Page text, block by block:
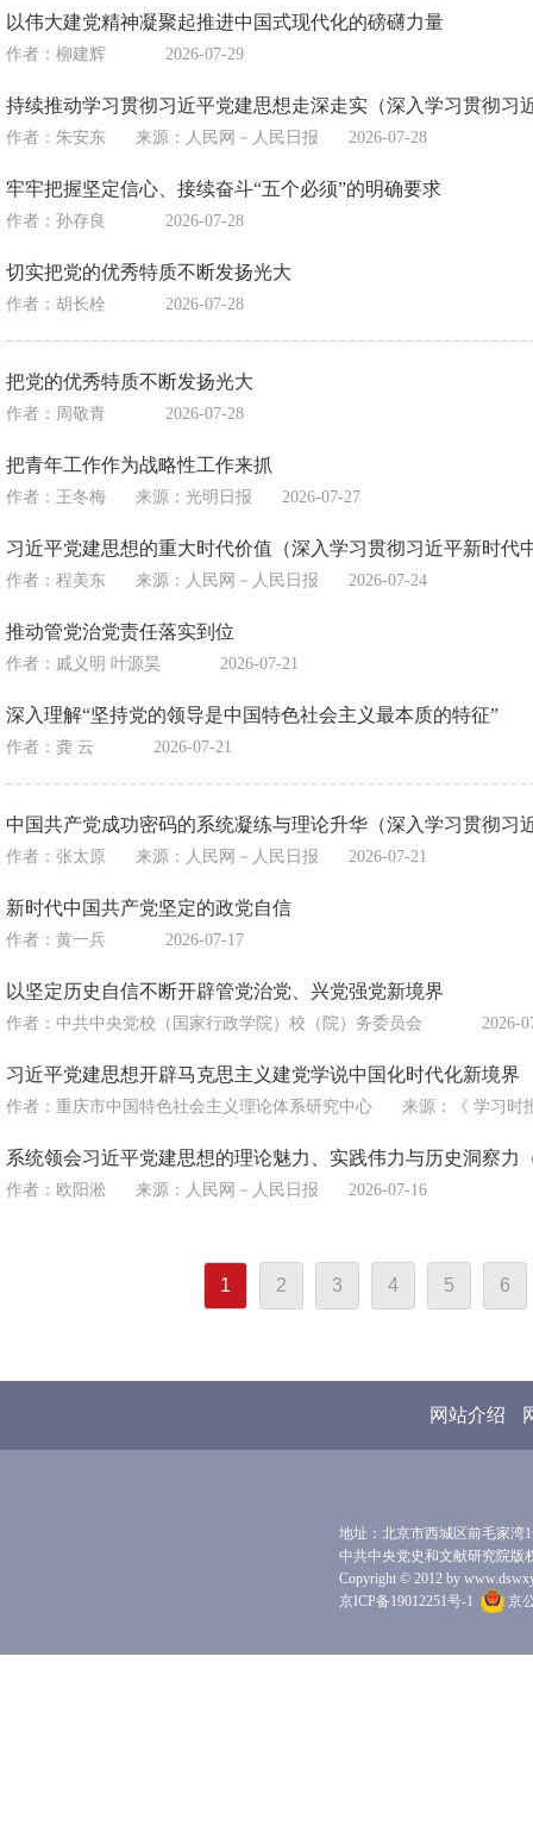
以伟大建党精神凝聚起推进中国式现代化的磅礴力量
作者：柳建辉 2026-07-29
持续推动学习贯彻习近平党建思想走深走实（深入学习贯彻
作者：朱安东 来源： 人民网－人民日报 2026-07-28
牢牢把握坚定信心、接续奋斗“五个必须”的明确要求
作者：孙存良 2026-07-28
切实把党的优秀特质不断发扬光大
作者：胡长栓 2026-07-28
把党的优秀特质不断发扬光大
作者：周敬青 2026-07-28
把青年工作作为战略性工作来抓
作者：王冬梅 来源： 光明日报 2026-07-27
习近平党建思想的重大时代价值（深入学习贯彻习近平新时代
作者：程美东 来源： 人民网－人民日报 2026-07-24
推动管党治党责任落实到位
作者：戚义明 叶源昊 2026-07-21
深入理解“坚持党的领导是中国特色社会主义最本质的特征”
作者：龚 云 2026-07-21
中国共产党成功密码的系统凝练与理论升华（深入学习贯彻
作者：张太原 来源： 人民网－人民日报 2026-07-21
新时代中国共产党坚定的政党自信
作者：黄一兵 2026-07-17
以坚定历史自信不断开辟管党治党、兴党强党新境界
作者：中共中央党校（国家行政学院）校（院）务委员会 2026-
习近平党建思想开辟马克思主义建党学说中国化时代化新境界
作者：重庆市中国特色社会主义理论体系研究中心 来源： 《 学习时
系统领会习近平党建思想的理论魅力、实践伟力与历史洞察
作者：欧阳淞 来源： 人民网－人民日报 2026-07-16
1 2 3 4 5 6
网站介绍
地址：北京市西城区前毛家湾
中共中央党史和文献研究院版
Copyright © 2012 by
京ICP备19012251号-1
京